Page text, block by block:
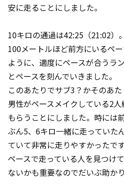
安に走ることにしました。
10キロの通過は42:25（21:02）。
100メートルほど前方にいるペ
ように、適度にペースが合うラ
とペースを刻んでいきました。
このあたりでサブ3？かそのあ
男性がペースメイクしている2
もらうことにしました。時には
ぶん5、6キロ一緒に走っていた
ていて非常に走りやすかったで
ペースで走っている人を見つけ
ないかも重要なのでだいぶ助か